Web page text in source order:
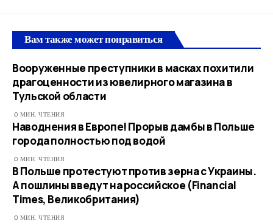
Вам также может понравиться
Вооруженные преступники в масках похитили
драгоценности из ювелирного магазина в
Тульской области
0 МИН. ЧТЕНИЯ
Наводнения в Европе! Прорыв дамбы в Польше
города полностью под водой
0 МИН. ЧТЕНИЯ
В Польше протестуют против зерна с Украины.
А пошлины введут на российское (Financial
Times, Великобритания)
0 МИН. ЧТЕНИЯ